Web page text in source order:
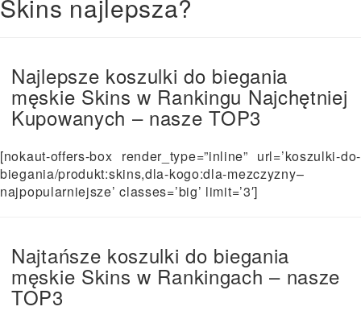
Skins najlepsza?
Najlepsze koszulki do biegania
męskie Skins w Rankingu Najchętniej
Kupowanych – nasze TOP3
[nokaut-offers-box render_type=”inline” url=’koszulki-do-
biegania/produkt:skins,dla-kogo:dla-mezczyzny–
najpopularniejsze’ classes=’big’ limit=’3′]
Najtańsze koszulki do biegania
męskie Skins w Rankingach – nasze
TOP3